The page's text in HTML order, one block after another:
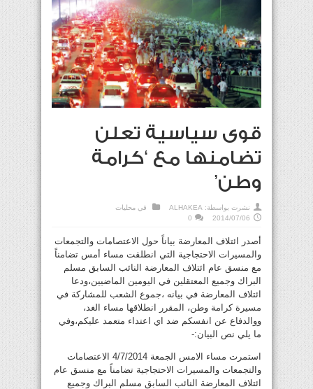
قوى سياسية تعلن
تضامنها مع ‘كرامة
وطن’
نشرت بواسطة: ALHAKEA في محليات
2014/07/06
0
أصدر ائتلاف المعارضة بياناً حول الاعتصامات والتجمعات
والمسيرات الاحتجاجية التي انطلقت مساء أمس تضامناً
مع منسق عام ائتلاف المعارضة النائب السابق مسلم
البراك وجميع المعتقلين في اليومين الماضيين،ودعا
ائتلاف المعارضة في بيانه ،جموع الشعب للمشاركة في
مسيرة كرامة وطن، المقرر انطلاقها مساء الغد،
ووالدفاع عن انفسكم ضد اي اعتداء متعمد عليكم،وفي
ما يلي نص البيان:-
استمرت مساء الامس الجمعة 4/7/2014 الاعتصامات
والتجمعات والمسيرات الاحتجاجية تضامناً مع منسق عام
ائتلاف المعارضة النائب السابق مسلم البراك وجميع